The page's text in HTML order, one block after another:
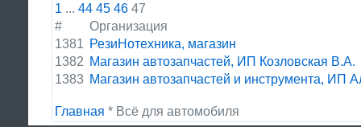
1 ... 44 45 46 47
#
Организация
1381 РезиНотехника, магазин
1382 Магазин автозапчастей, ИП Козловская В.А.
1383 Магазин автозапчастей и инструмента, ИП
Главная * Всё для автомобиля